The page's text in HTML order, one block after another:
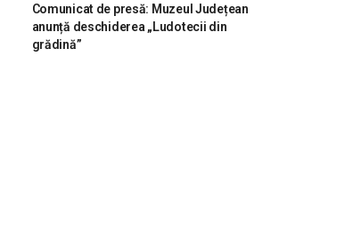
Comunicat de presă: Muzeul Județean
anunță deschiderea „Ludotecii din
grădină”